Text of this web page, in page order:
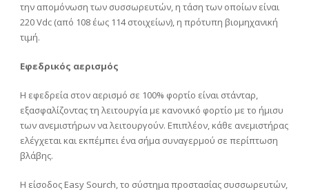
την απομόνωση των συσσωρευτών, η τάση των οποίων είναι
220 Vdc (από 108 έως 114 στοιχείων), η πρότυπη βιομηχανική
τιμή.
Εφεδρικός αερισμός
Η εφεδρεία στον αερισμό σε 100% φορτίο είναι στάνταρ,
εξασφαλίζοντας τη λειτουργία με κανονικό φορτίο με το ήμισυ
των ανεμιστήρων να λειτουργούν. Επιπλέον, κάθε ανεμιστήρας
ελέγχεται και εκπέμπει ένα σήμα συναγερμού σε περίπτωση
βλάβης.
Η είσοδος Easy Sourch, το σύστημα προστασίας συσσωρευτών,